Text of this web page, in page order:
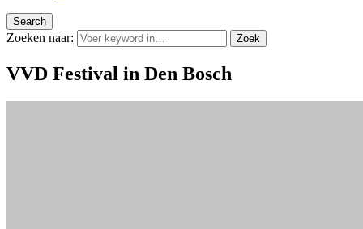
Search
Zoeken naar: Zoek
VVD Festival in Den Bosch